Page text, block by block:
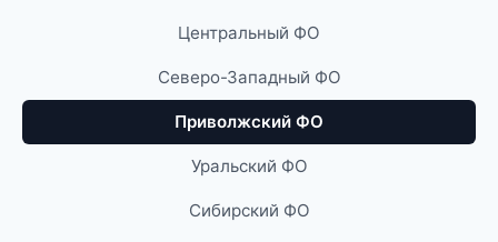
Центральный ФО
Северо-Западный ФО
Приволжский ФО
Уральский ФО
Сибирский ФО